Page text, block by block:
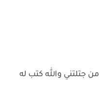
والله كتب له